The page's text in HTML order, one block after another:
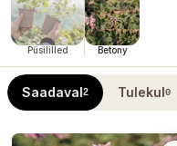
Püsililled Betony
Saadaval2 Tulekul0